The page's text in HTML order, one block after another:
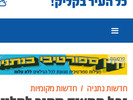
פרסומת
חדשות נתניה חדשות מקומיות